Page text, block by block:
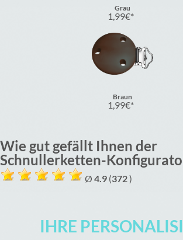
Grau
1,99€
Braun
1,99€
Wie gut gefällt Ihnen der
Schnullerketten-
Ø 4.9 (372)
IHRE